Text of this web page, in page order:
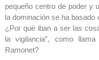
pequeño centro de poder y
la dominación se ha basado
¿Por qué iban a ser las
la vigilancia”, como
Ramonet?